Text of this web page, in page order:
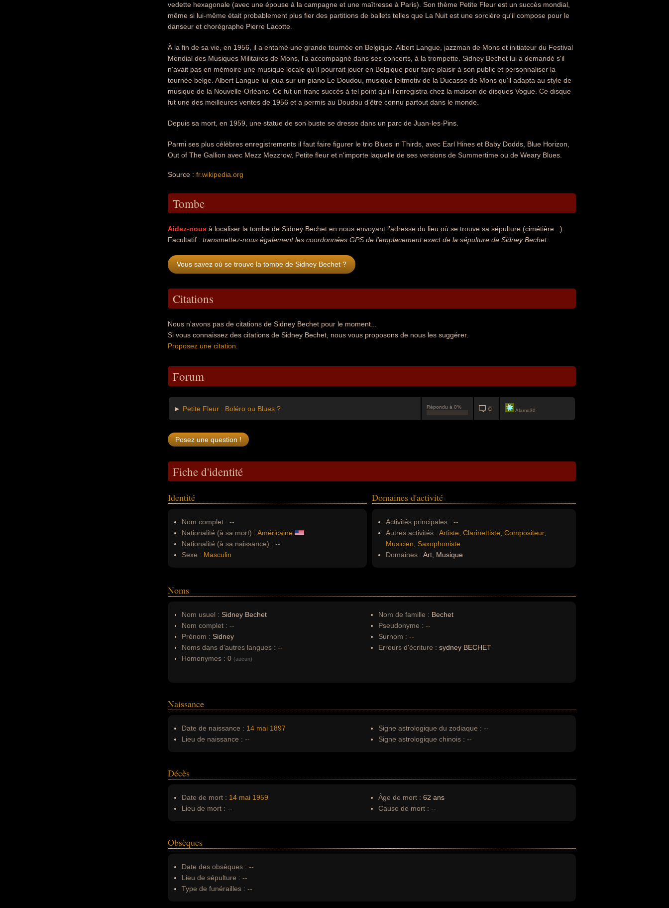
vedette hexagonale (avec une épouse à la campagne et une maîtresse à Paris). Son thème Petite Fleur est un succès mondial,
même si lui-même était probablement plus fier des partitions de ballets telles que La Nuit est une sorcière qu'il compose pour le
danseur et chorégraphe Pierre Lacotte.
À la fin de sa vie, en 1956, il a entamé une grande tournée en Belgique. Albert Langue, jazzman de Mons et initiateur du Festival
Mondial des Musiques Militaires de Mons, l'a accompagné dans ses concerts, à la trompette. Sidney Bechet lui a demandé s'il
n'avait pas en mémoire une musique locale qu'il pourrait jouer en Belgique pour faire plaisir à son public et personnaliser la
tournée belge. Albert Langue lui joua sur un piano Le Doudou, musique leitmotiv de la Ducasse de Mons qu'il adapta au style de
musique de la Nouvelle-Orléans. Ce fut un franc succès à tel point qu'il l'enregistra chez la maison de disques Vogue. Ce disque
fut une des meilleures ventes de 1956 et a permis au Doudou d'être connu partout dans le monde.
Depuis sa mort, en 1959, une statue de son buste se dresse dans un parc de Juan-les-Pins.
Parmi ses plus célèbres enregistrements il faut faire figurer le trio Blues in Thirds, avec Earl Hines et Baby Dodds, Blue Horizon,
Out of The Gallion avec Mezz Mezzrow, Petite fleur et n'importe laquelle de ses versions de Summertime ou de Weary Blues.
Source : fr.wikipedia.org
Tombe
Aidez-nous à localiser la tombe de Sidney Bechet en nous envoyant l'adresse du lieu où se trouve sa sépulture (cimétière...).
Facultatif : transmettez-nous également les coordonnées GPS de l'emplacement exact de la sépulture de Sidney Bechet.
Vous savez où se trouve la tombe de Sidney Bechet ?
Citations
Nous n'avons pas de citations de Sidney Bechet pour le moment...
Si vous connaissez des citations de Sidney Bechet, nous vous proposons de nous les suggérer.
Proposez une citation
Forum
► Petite Fleur : Boléro ou Blues ? Répondu à 0% 0 Alamo30
Fiche d'identité
Identité
Nom complet : --
Nationalité (à sa mort) : Américaine
Nationalité (à sa naissance) : --
Sexe : Masculin
Domaines d'activité
Activités principales : --
Autres activités : Artiste Clarinettiste Compositeur,
Musicien
Saxophoniste
Domaines : Art, Musique
Noms
Nom usuel : Sidney Bechet
Nom complet : --
Prénom : Sidney
Noms dans d'autres langues : --
Homonymes : 0 (aucun)
Nom de famille : Bechet
Pseudonyme : --
Surnom : --
Erreurs d'écriture : sydney BECHET
Naissance
Date de naissance : 14 mai 1897
Lieu de naissance : --
Signe astrologique du zodiaque : --
Signe astrologique chinois : --
Décès
Date de mort : 14 mai 1959
Lieu de mort : --
Âge de mort : 62 ans
Cause de mort : --
Obsèques
Date des obsèques : --
Lieu de sépulture : --
Type de funérailles : --